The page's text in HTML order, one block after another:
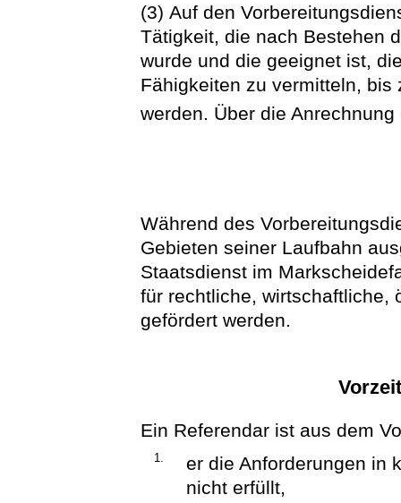
(3) Auf den
Tätigkeit, die nach Bestehen
wurde und die geeignet ist,
Fähigkeiten zu vermitteln,
werden. Über die
Während des
Gebieten seiner Laufbahn
Staatsdienst im
für rechtliche, wirtschaftliche,
gefördert werden.
Ein Referendar ist aus dem
1.
er die Anforderungen in
nicht erfüllt,